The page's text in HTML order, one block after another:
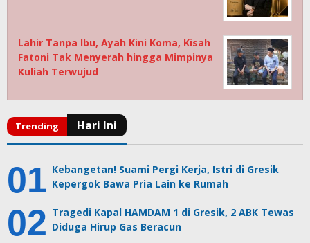
Lahir Tanpa Ibu, Ayah Kini Koma, Kisah
Fatoni Tak Menyerah hingga Mimpinya
Kuliah Terwujud
Kebangetan! Suami Pergi Kerja, Istri di Gresik
Kepergok Bawa Pria Lain ke Rumah
Tragedi Kapal HAMDAM 1 di Gresik, 2 ABK Tewas
Diduga Hirup Gas Beracun